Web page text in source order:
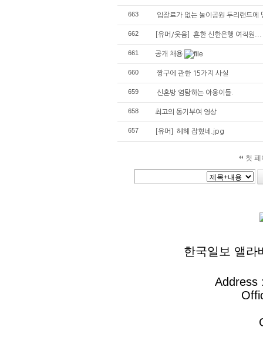
663 입장료가 없는 놀이공원 두리랜드에
662 [유머/웃음] 흔한 신한은행 여직원
661 공개 채용
660 짱구에 관한 15가지 사실
659 신혼방 염탐하는 야옹이들.
658 최고의 동기부여 영상
657 [유머] 헤헤 잡혔네.jpg
첫 페
한국일보 앨라
Address